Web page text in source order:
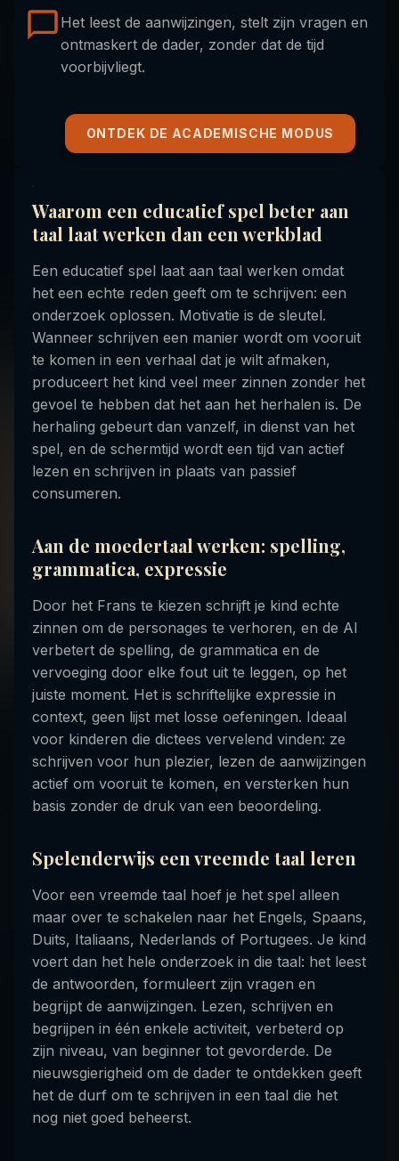
Het leest de aanwijzingen, stelt zijn vragen en
ontmaskert de dader, zonder dat de tijd
voorbijvliegt.
ONTDEK DE ACADEMISCHE MODUS
Waarom een educatief spel beter aan
taal laat werken dan een werkblad
Een educatief spel laat aan taal werken omdat
het een echte reden geeft om te schrijven: een
onderzoek oplossen. Motivatie is de sleutel.
Wanneer schrijven een manier wordt om vooruit
te komen in een verhaal dat je wilt afmaken,
produceert het kind veel meer zinnen zonder het
gevoel te hebben dat het aan het herhalen is. De
herhaling gebeurt dan vanzelf, in dienst van het
spel, en de schermtijd wordt een tijd van actief
lezen en schrijven in plaats van passief
consumeren.
Aan de moedertaal werken: spelling,
grammatica, expressie
Door het Frans te kiezen schrijft je kind echte
zinnen om de personages te verhoren, en de AI
verbetert de spelling, de grammatica en de
vervoeging door elke fout uit te leggen, op het
juiste moment. Het is schriftelijke expressie in
context, geen lijst met losse oefeningen. Ideaal
voor kinderen die dictees vervelend vinden: ze
schrijven voor hun plezier, lezen de aanwijzingen
actief om vooruit te komen, en versterken hun
basis zonder de druk van een beoordeling.
Spelenderwijs een vreemde taal leren
Voor een vreemde taal hoef je het spel alleen
maar over te schakelen naar het Engels, Spaans,
Duits, Italiaans, Nederlands of Portugees. Je kind
voert dan het hele onderzoek in die taal: het leest
de antwoorden, formuleert zijn vragen en
begrijpt de aanwijzingen. Lezen, schrijven en
begrijpen in één enkele activiteit, verbeterd op
zijn niveau, van beginner tot gevorderde. De
nieuwsgierigheid om de dader te ontdekken geeft
het de durf om te schrijven in een taal die het
nog niet goed beheerst.